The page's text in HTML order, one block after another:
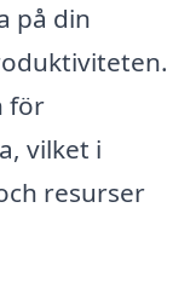
på din
för
vilket i
resurser